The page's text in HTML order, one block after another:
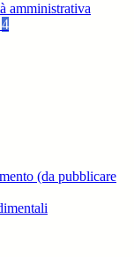
amministrativa
4
(da pubblicare